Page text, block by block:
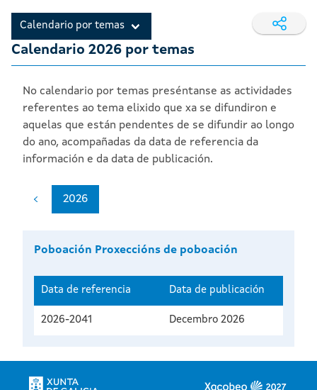
Calendario por temas
Calendario 2026 por temas
No calendario por temas preséntanse as actividades
referentes ao tema elixido que xa se difundiron e
aquelas que están pendentes de se difundir ao longo
do ano, acompañadas da data de referencia da
información e da data de publicación.
2026
Poboación Proxeccións de poboación
Data de referencia Data de publicación
2026-2041 Decembro 2026